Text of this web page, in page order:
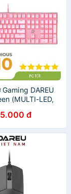
DAREU
(MULTI-LED,
đ